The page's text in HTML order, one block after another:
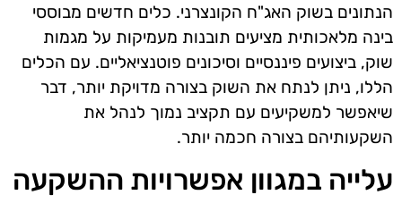
הנתונים בשוק האג"ח הקונצרני. כלים חדשים מבוססי
בינה מלאכותית מציעים תובנות מעמיקות על מגמות
שוק, ביצועים פיננסיים וסיכונים פוטנציאליים. עם הכלים
הללו, ניתן לנתח את השוק בצורה מדויקת יותר, דבר
שיאפשר למשקיעים עם תקציב נמוך לנהל את
השקעותיהם בצורה חכמה יותר.
עלייה במגוון אפשרויות ההשקעה